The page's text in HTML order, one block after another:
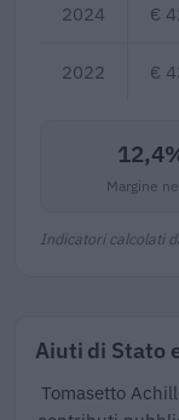
2024 €
2022 €
Margine
Indicatori calcolati
Aiuti di Stato
Tomasetto